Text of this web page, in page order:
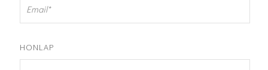
HONLAP